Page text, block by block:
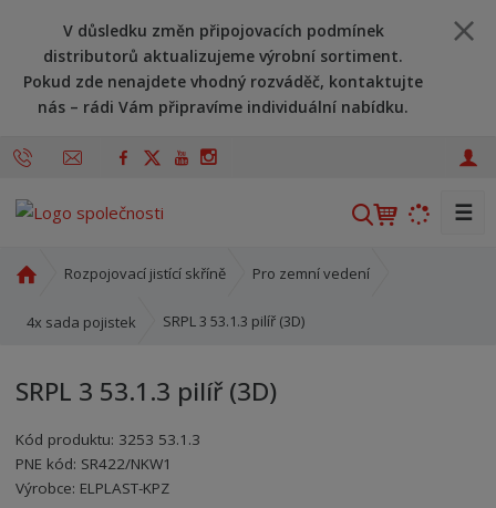
V důsledku změn připojovacích podmínek
distributorů aktualizujeme výrobní sortiment.
Pokud zde nenajdete vhodný rozváděč, kontaktujte
nás – rádi Vám připravíme individuální nabídku.
V
☰
o
í
t
r
a
Rozpojovací jistící skříně Pro zemní vedení
4x sada pojistek SRPL 3 53.1.3 pilíř (3D)
SRPL 3 53.1.3 pilíř (3D)
Kód produktu: 3253 53.1.3
PNE kód: SR422/NKW1
Kód výrobce: 8595208615481
Kód dodavatele:8595208615481
Výrobce: ELPLAST-KPZ